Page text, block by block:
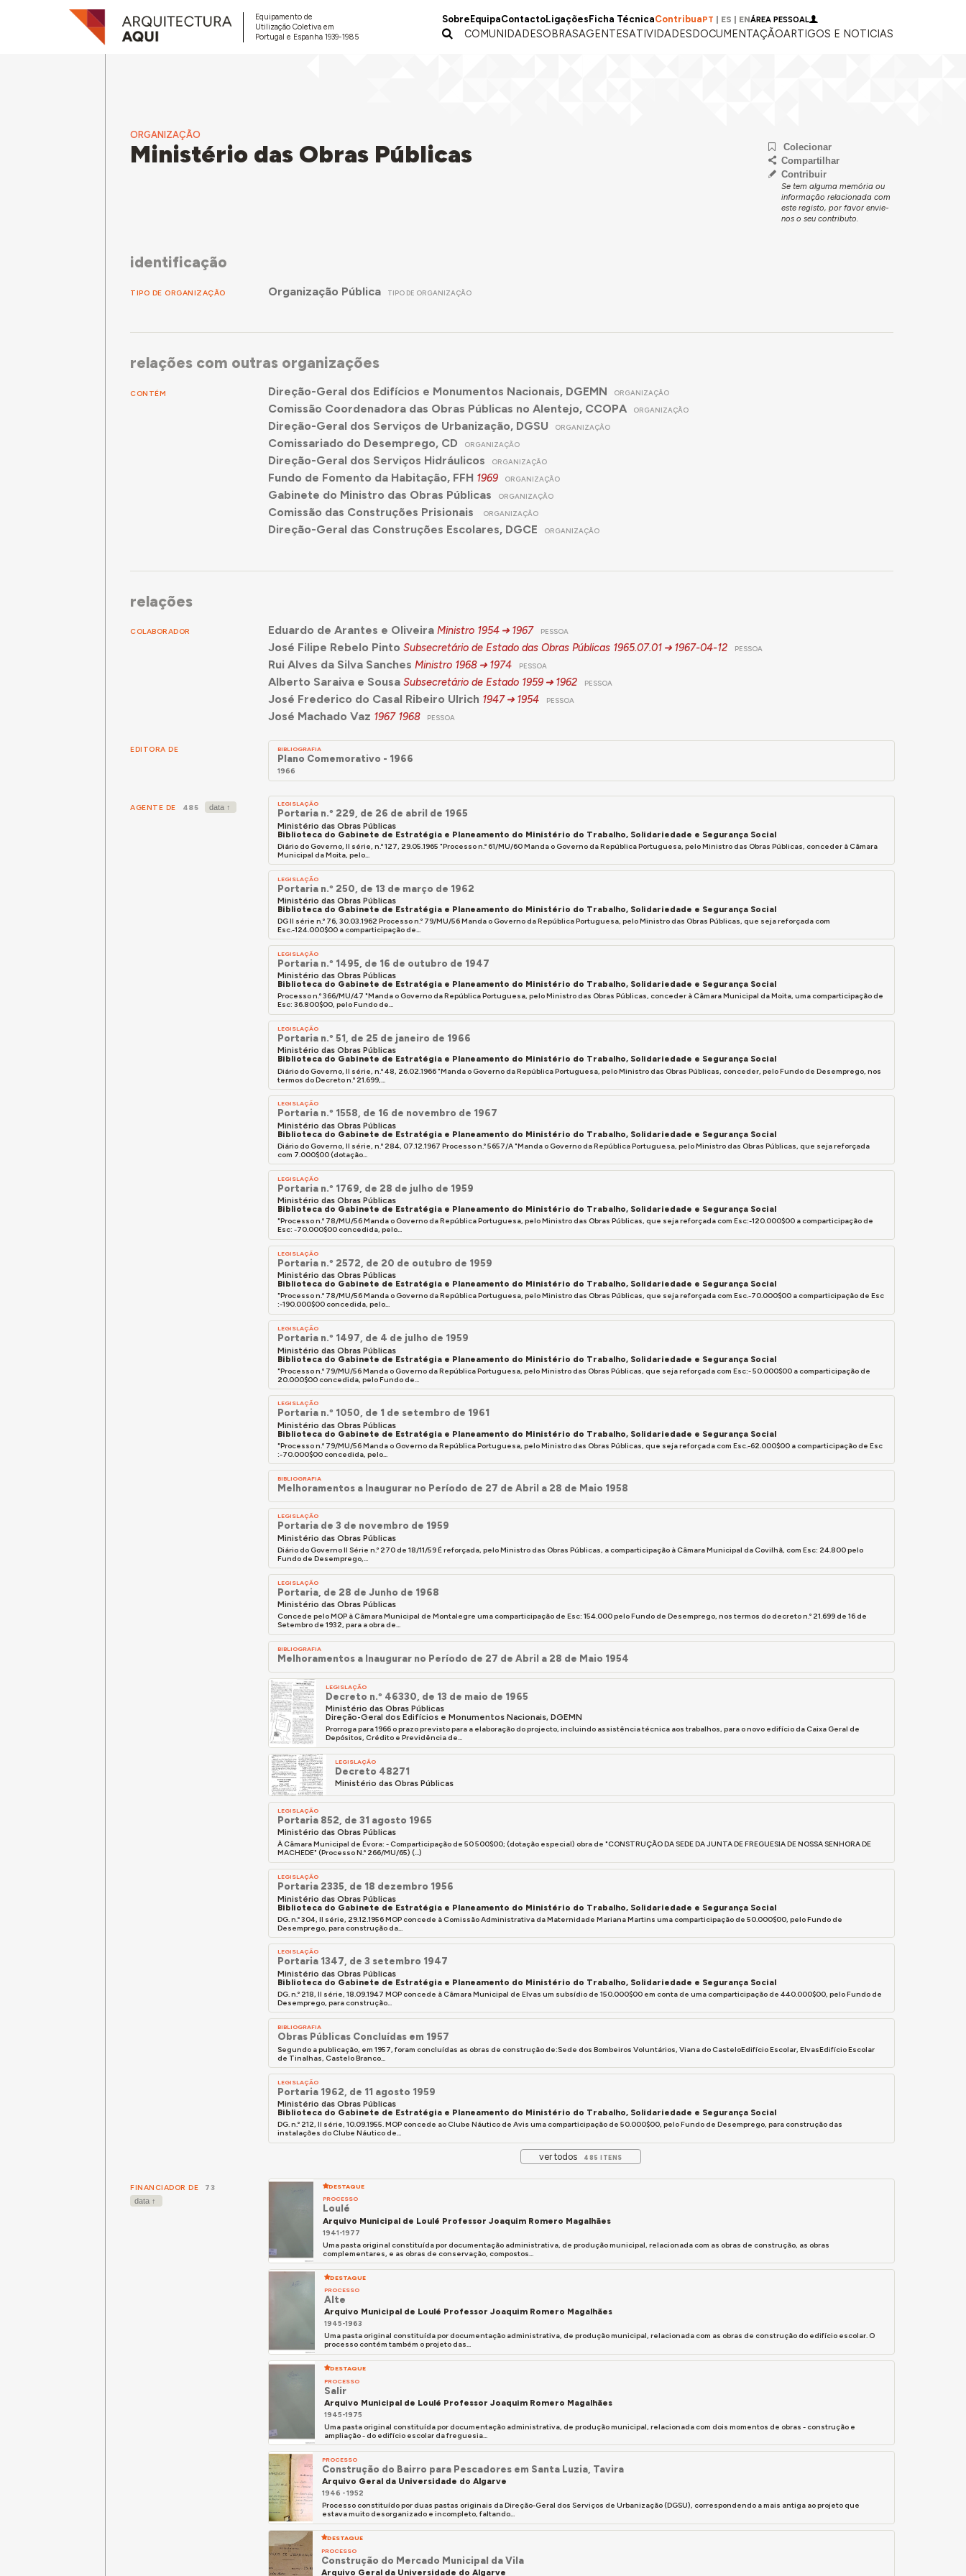
Equipamento de
Utilização Coletiva em
Portugal e Espanha 1939-1985
Sobre EquipaContactoLigações Ficha TécnicaContribuaPT ES ENÁREA PESSOAL
COMUNIDADESOBRASAGENTESATIVIDADESDOCUMENTAÇÃOARTIGOS E NOTICIAS
ORGANIZAÇÃO
Ministério das Obras Públicas
Colecionar
Compartilhar
Contribuir
Se tem alguma memória ou
informação relacionada com
este registo, por favor envie-
nos o seu contributo.
identificação
TIPO DE ORGANIZAÇÃO Organização Pública TIPO DE ORGANIZAÇÃO
relações com outras organizações
CONTÉM Direção-Geral dos Edifícios e Monumentos Nacionais, DGEMN ORGANIZAÇÃO
Comissão Coordenadora das Obras Públicas no Alentejo, CCOPA ORGANIZAÇÃO
Direção-Geral dos Serviços de Urbanização, DGSU ORGANIZAÇÃO
Comissariado do Desemprego, CD ORGANIZAÇÃO
Direção-Geral dos Serviços Hidráulicos ORGANIZAÇÃO
Fundo de Fomento da Habitação, FFH 1969 ORGANIZAÇÃO
Gabinete do Ministro das Obras Públicas ORGANIZAÇÃO
Comissão das Construções Prisionais ORGANIZAÇÃO
Direção-Geral das Construções Escolares, DGCE ORGANIZAÇÃO
relações
COLABORADOR Eduardo de Arantes e Oliveira Ministro 1954 1967 PESSOA
José Filipe Rebelo Pinto Subsecretário de Estado das Obras Públicas 1965.07.01 1967-04-12 PESSOA
Rui Alves da Silva Sanches Ministro 1968 1974 PESSOA
Alberto Saraiva e Sousa Subsecretário de Estado 1959 1962 PESSOA
José Frederico do Casal Ribeiro Ulrich 1947 1954 PESSOA
José Machado Vaz 1967 1968 PESSOA
EDITORA DE BIBLIOGRAFIA
Plano Comemorativo - 1966
1966
AGENTE DE 485 LEGISLAÇÃO
Portaria n.º 229, de 26 de abril de 1965
Ministério das Obras Públicas
Biblioteca do Gabinete de Estratégia e Planeamento do Ministério do Trabalho, Solidariedade e Segurança Social
Diário do Governo, II série, n.º 127, 29.05.1965 "Processo n.º 61/MU/60 Manda o Governo da República Portuguesa, pelo Ministro das Obras Públicas, conceder à Câmara
Municipal da Moita, pelo...
LEGISLAÇÃO
Portaria n.º 250, de 13 de março de 1962
Ministério das Obras Públicas
Biblioteca do Gabinete de Estratégia e Planeamento do Ministério do Trabalho, Solidariedade e Segurança Social
DG II série n.º 76, 30.03.1962 Processo n.º 79/MU/56 Manda o Governo da República Portuguesa, pelo Ministro das Obras Públicas, que seja reforçada com
Esc.-124.000$00 a comparticipação de...
LEGISLAÇÃO
Portaria n.º 1495, de 16 de outubro de 1947
Ministério das Obras Públicas
Biblioteca do Gabinete de Estratégia e Planeamento do Ministério do Trabalho, Solidariedade e Segurança Social
Processo n.º 366/MU/47 "Manda o Governo da República Portuguesa, pelo Ministro das Obras Públicas, conceder à Câmara Municipal da Moita, uma comparticipação de
Esc: 36.800$00, pelo Fundo de...
LEGISLAÇÃO
Portaria n.º 51, de 25 de janeiro de 1966
Ministério das Obras Públicas
Biblioteca do Gabinete de Estratégia e Planeamento do Ministério do Trabalho, Solidariedade e Segurança Social
Diário do Governo, II série, n.º 48, 26.02.1966 "Manda o Governo da República Portuguesa, pelo Ministro das Obras Públicas, conceder, pelo Fundo de Desemprego, nos
termos do Decreto n.º 21.699,...
LEGISLAÇÃO
Portaria n.º 1558, de 16 de novembro de 1967
Ministério das Obras Públicas
Biblioteca do Gabinete de Estratégia e Planeamento do Ministério do Trabalho, Solidariedade e Segurança Social
Diário do Governo, II série, n.º 284, 07.12.1967 Processo n.º 5657/A "Manda o Governo da República Portuguesa, pelo Ministro das Obras Públicas, que seja reforçada
com 7.000$00 (dotação...
LEGISLAÇÃO
Portaria n.º 1769, de 28 de julho de 1959
Ministério das Obras Públicas
Biblioteca do Gabinete de Estratégia e Planeamento do Ministério do Trabalho, Solidariedade e Segurança Social
"Processo n.º 78/MU/56 Manda o Governo da República Portuguesa, pelo Ministro das Obras Públicas, que seja reforçada com Esc:-120.000$00 a comparticipação de
Esc: -70.000$00 concedida, pelo...
LEGISLAÇÃO
Portaria n.º 2572, de 20 de outubro de 1959
Ministério das Obras Públicas
Biblioteca do Gabinete de Estratégia e Planeamento do Ministério do Trabalho, Solidariedade e Segurança Social
"Processo n.º 78/MU/56 Manda o Governo da República Portuguesa, pelo Ministro das Obras Públicas, que seja reforçada com Esc.-70.000$00 a comparticipação de Esc
:-190.000$00 concedida, pelo...
LEGISLAÇÃO
Portaria n.º 1497, de 4 de julho de 1959
Ministério das Obras Públicas
Biblioteca do Gabinete de Estratégia e Planeamento do Ministério do Trabalho, Solidariedade e Segurança Social
"Processo n.º 79/MU/56 Manda o Governo da República Portuguesa, pelo Ministro das Obras Públicas, que seja reforçada com Esc:- 50.000$00 a comparticipação de
20.000$00 concedida, pelo Fundo de...
LEGISLAÇÃO
Portaria n.º 1050, de 1 de setembro de 1961
Ministério das Obras Públicas
Biblioteca do Gabinete de Estratégia e Planeamento do Ministério do Trabalho, Solidariedade e Segurança Social
"Processo n.º 79/MU/56 Manda o Governo da República Portuguesa, pelo Ministro das Obras Públicas, que seja reforçada com Esc.-62.000$00 a comparticipação de Esc
:-70.000$00 concedida, pelo...
BIBLIOGRAFIA
Melhoramentos a Inaugurar no Período de 27 de Abril a 28 de Maio 1958
LEGISLAÇÃO
Portaria de 3 de novembro de 1959
Ministério das Obras Públicas
Diário do Governo II Série n.º 270 de 18/11/59 É reforçada, pelo Ministro das Obras Públicas, a comparticipação à Câmara Municipal da Covilhã, com Esc: 24.800 pelo
Fundo de Desemprego,...
LEGISLAÇÃO
Portaria, de 28 de Junho de 1968
Ministério das Obras Públicas
Concede pelo MOP à Câmara Municipal de Montalegre uma comparticipação de Esc: 154.000 pelo Fundo de Desemprego, nos termos do decreto n.º 21.699 de 16 de
Setembro de 1932, para a obra de...
BIBLIOGRAFIA
Melhoramentos a Inaugurar no Período de 27 de Abril a 28 de Maio 1954
LEGISLAÇÃO
Decreto n.º 46330, de 13 de maio de 1965
Ministério das Obras Públicas
Direção-Geral dos Edifícios e Monumentos Nacionais, DGEMN
Prorroga para 1966 o prazo previsto para a elaboração do projecto, incluindo assistência técnica aos trabalhos, para o novo edifício da Caixa Geral de
Depósitos, Crédito e Previdência de...
LEGISLAÇÃO
Decreto 48271
Ministério das Obras Públicas
LEGISLAÇÃO
Portaria 852, de 31 agosto 1965
Ministério das Obras Públicas
À Câmara Municipal de Évora: - Comparticipação de 50 500$00; (dotação especial) obra de "CONSTRUÇÃO DA SEDE DA JUNTA DE FREGUESIA DE NOSSA SENHORA DE
MACHEDE" (Processo N.º 266/MU/65) (...)
LEGISLAÇÃO
Portaria 2335, de 18 dezembro 1956
Ministério das Obras Públicas
Biblioteca do Gabinete de Estratégia e Planeamento do Ministério do Trabalho, Solidariedade e Segurança Social
DG. n.º 304, II série, 29.12.1956 MOP concede à Comissão Administrativa da Maternidade Mariana Martins uma comparticipação de 50.000$00, pelo Fundo de
Desemprego, para construção da...
LEGISLAÇÃO
Portaria 1347, de 3 setembro 1947
Ministério das Obras Públicas
Biblioteca do Gabinete de Estratégia e Planeamento do Ministério do Trabalho, Solidariedade e Segurança Social
DG. n.º 218, II série, 18.09.1947 MOP concede à Câmara Municipal de Elvas um subsídio de 150.000$00 em conta de uma comparticipação de 440.000$00, pelo Fundo de
Desemprego, para construção...
BIBLIOGRAFIA
Obras Públicas Concluídas em 1957
Segundo a publicação, em 1957, foram concluídas as obras de construção de:Sede dos Bombeiros Voluntários, Viana do CasteloEdifício Escolar, ElvasEdifício Escolar
de Tinalhas, Castelo Branco...
LEGISLAÇÃO
Portaria 1962, de 11 agosto 1959
Ministério das Obras Públicas
Biblioteca do Gabinete de Estratégia e Planeamento do Ministério do Trabalho, Solidariedade e Segurança Social
DG. n.º 212, II série, 10.09.1955. MOP concede ao Clube Náutico de Avis uma comparticipação de 50.000$00, pelo Fundo de Desemprego, para construção das
instalações do Clube Náutico de...
ver todos 485 ITENS
FINANCIADOR DE 73
DESTAQUE
PROCESSO
Loulé
Arquivo Municipal de Loulé Professor Joaquim Romero Magalhães
1941-1977
Uma pasta original constituída por documentação administrativa, de produção municipal, relacionada com as obras de construção, as obras
complementares, e as obras de conservação, compostos...
DESTAQUE
PROCESSO
Alte
Arquivo Municipal de Loulé Professor Joaquim Romero Magalhães
1945-1963
Uma pasta original constituída por documentação administrativa, de produção municipal, relacionada com as obras de construção do edifício escolar. O
processo contém também o projeto das...
DESTAQUE
PROCESSO
Salir
Arquivo Municipal de Loulé Professor Joaquim Romero Magalhães
1945-1975
Uma pasta original constituída por documentação administrativa, de produção municipal, relacionada com dois momentos de obras - construção e
ampliação - do edifício escolar da freguesia...
PROCESSO
Construção do Bairro para Pescadores em Santa Luzia, Tavira
Arquivo Geral da Universidade do Algarve
1946 - 1952
Processo constituído por duas pastas originais da Direção-Geral dos Serviços de Urbanização (DGSU), correspondendo a mais antiga ao projeto que
estava muito desorganizado e incompleto, faltando...
DESTAQUE
PROCESSO
Construção do Mercado Municipal da Vila
Arquivo Geral da Universidade do Algarve